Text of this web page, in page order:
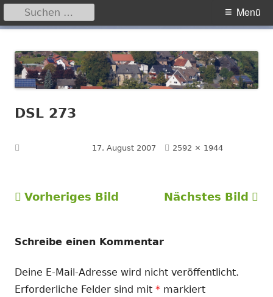
zum
Inhalt
Primäres
Menü
Suchen
nach:
DSL 273
17. August 2007 Volle
2592 × 1944
Vorheriges Bild Nächstes Bild
Schreibe einen Kommentar
Deine E-Mail-Adresse wird nicht veröffentlicht.
Erforderliche Felder sind mit * markiert